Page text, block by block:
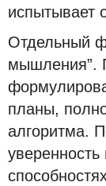
испытывает
Отдельный
мышления”.
планы,
алгоритма.
уверенность